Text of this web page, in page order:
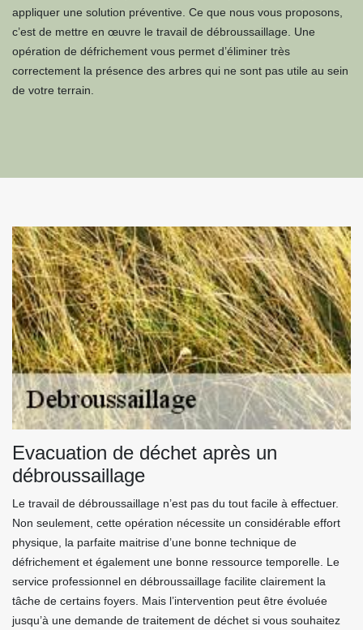
appliquer une solution préventive. Ce que nous vous proposons,
c’est de mettre en œuvre le travail de débroussaillage. Une
opération de défrichement vous permet d’éliminer très
correctement la présence des arbres qui ne sont pas utile au sein
de votre terrain.
Evacuation de déchet après un
débroussaillage
Le travail de débroussaillage n’est pas du tout facile à effectuer.
Non seulement, cette opération nécessite un considérable effort
physique, la parfaite maitrise d’une bonne technique de
défrichement et également une bonne ressource temporelle. Le
service professionnel en débroussaillage facilite clairement la
tâche de certains foyers. Mais l’intervention peut être évoluée
jusqu’à une demande de traitement de déchet si vous souhaitez